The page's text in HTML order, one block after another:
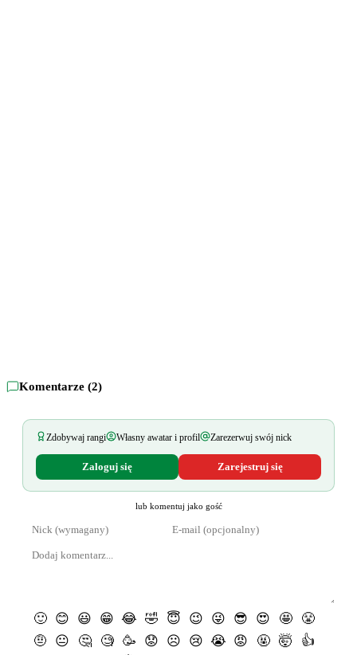
Komentarze (2)
Zdobywaj rangi Własny awatar i profil Zarezerwuj swój nick
Zaloguj się Zarejestruj się
lub komentuj jako gość
🙂 😊 😃 😁 😂 🤣 😇 😉 😜 😎 😍 🤩
😤
🤨
😐 🤔 🧐 🥳 😟 ☹️ 😢 😭 😡 🤬 🤯
👍